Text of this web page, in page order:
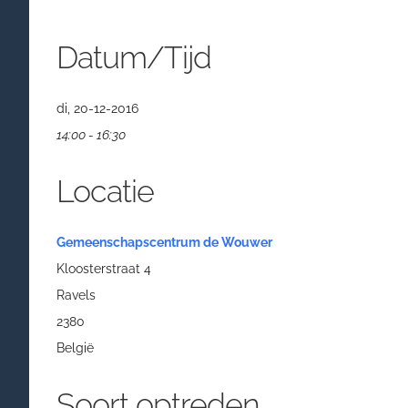
Datum/Tijd
di, 20-12-2016
14:00 - 16:30
Locatie
Gemeenschapscentrum de Wouwer
Kloosterstraat 4
Ravels
2380
België